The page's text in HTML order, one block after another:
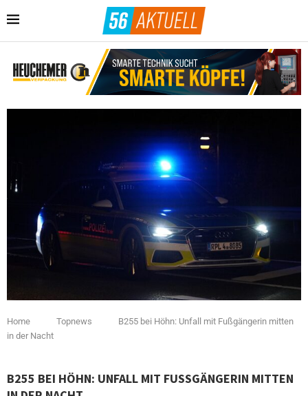
Home Topnews
B255 bei Höhn: Unfall mit Fußgängerin mitten
in der Nacht
B255 BEI HÖHN: UNFALL MIT FUSSGÄNGERIN MITTEN I